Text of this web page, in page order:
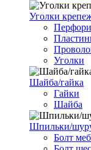
Уголки
Уголки
Шайба/гайка
Гайки
Шайба
Шпильки/
Болт